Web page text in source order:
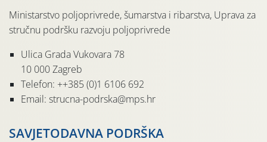
Ministarstvo poljoprivrede, šumarstva i ribarstva, Uprava za
stručnu podršku razvoju poljoprivrede
Ulica Grada Vukovara 78
10 000 Zagreb
Telefon: ++385 (0)1 6106 692
Email: strucna-podrska@mps.hr
SAVJETODAVNA PODRŠKA